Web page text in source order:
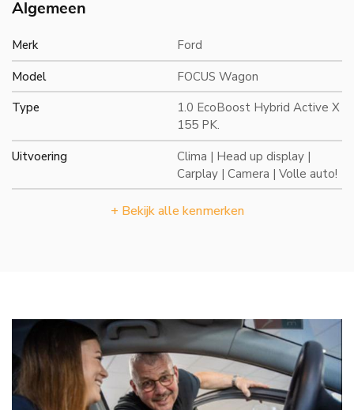
Algemeen
Merk
Ford
Model
FOCUS Wagon
Type
1.0 EcoBoost Hybrid Active X
155 PK.
Uitvoering
Clima | Head up display |
Carplay | Camera | Volle auto!
+ Bekijk alle kenmerken